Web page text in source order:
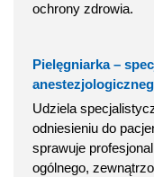
ochrony zdrowia.
Pielęgniarka –
Udziela
odniesieniu do
sprawuje
ogólnego,